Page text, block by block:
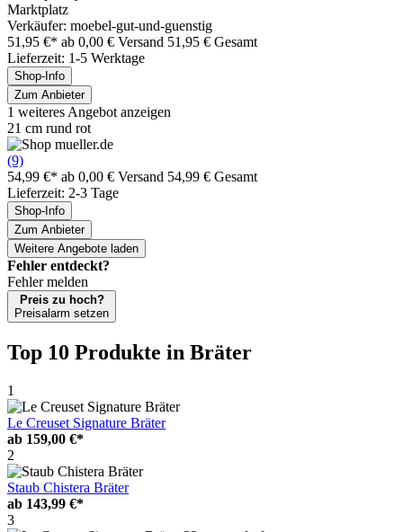
Marktplatz
Verkäufer: moebel-gut-und-guenstig
51,95 €* ab 0,00 € Versand 51,95 € Gesamt
Lieferzeit: 1-5 Werktage
Shop-Info
Zum Anbieter
1 weiteres Angebot anzeigen
21 cm rund rot
(9)
54,99 €* ab 0,00 € Versand 54,99 € Gesamt
Lieferzeit: 2-3 Tage
Shop-Info
Zum Anbieter
Weitere Angebote laden
Fehler entdeckt?
Fehler melden
Preis zu hoch?
Preisalarm setzen
Top 10 Produkte in Bräter
1
Le Creuset Signature Bräter
ab 159,00 €*
2
Staub Chistera Bräter
ab 143,99 €*
3